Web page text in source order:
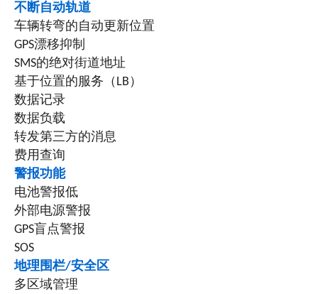
不断自动轨道
车辆转弯的自动更新位置
GPS漂移抑制
SMS的绝对街道地址
基于位置的服务（LB）
数据记录
数据负载
转发第三方的消息
费用查询
警报功能
电池警报低
外部电源警报
GPS盲点警报
SOS
地理围栏/安全区
多区域管理